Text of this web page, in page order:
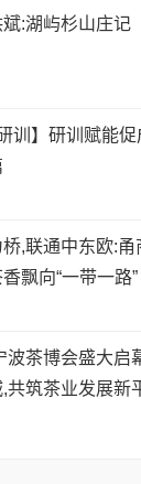
:湖屿杉山庄记
训】研训赋能
,联通中东欧:甬
飘向“一带一路”
波茶博会盛大启
共筑茶业发展新